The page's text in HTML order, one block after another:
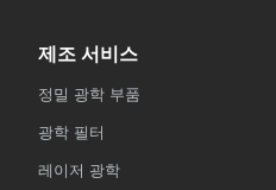
제조 서비스
정밀 광학 부품
광학 필터
레이저 광학